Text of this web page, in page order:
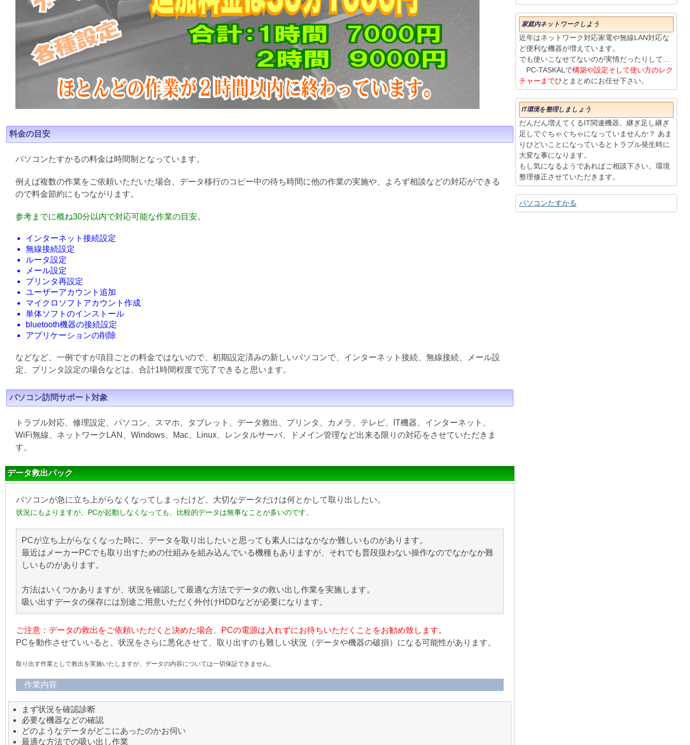
料金の目安
パソコンたすかるの料金は時間制となっています。
例えば複数の作業をご依頼いただいた場合、データ移行のコピー中の待ち時間に他の作業の実施や、よろず相談などの対応ができる
ので料金節約にもつながります。
参考までに概ね30分以内で対応可能な作業の目安。
インターネット接続設定
無線接続設定
ルータ設定
メール設定
プリンタ再設定
ユーザーアカウント追加
マイクロソフトアカウント作成
単体ソフトのインストール
bluetooth機器の接続設定
アプリケーションの削除
などなど、一例ですが項目ごとの料金ではないので、初期設定済みの新しいパソコンで、インターネット接続、無線接続、メール設
定、プリンタ設定の場合などは、合計1時間程度で完了できると思います。
パソコン訪問サポート対象
トラブル対応、修理設定、パソコン、スマホ、タブレット、データ救出、プリンタ、カメラ、テレビ、IT機器、インターネット、
WiFi無線、ネットワークLAN、Windows、Mac、Linux、レンタルサーバ、ドメイン管理など出来る限りの対応をさせていただきま
す。
データ救出パック
パソコンが急に立ち上がらなくなってしまったけど、大切なデータだけは何とかして取り出したい。
状況にもよりますが、PCが起動しなくなっても、比較的データは無事なことが多いのです。
PCが立ち上がらなくなった時に、データを取り出したいと思っても素人にはなかなか難しいものがあります。
最近はメーカーPCでも取り出すための仕組みを組み込んでいる機種もありますが、それでも普段扱わない操作なのでなかなか難
しいものがあります。
方法はいくつかありますが、状況を確認して最適な方法でデータの救い出し作業を実施します。
吸い出すデータの保存には別途ご用意いただく外付けHDDなどが必要になります。
ご注意：データの救出をご依頼いただくと決めた場合、PCの電源は入れずにお待ちいただくことをお勧め致します。
PCを動作させていいると、状況をさらに悪化させて、取り出すのも難しい状況（データや機器の破損）になる可能性があります。
取り出す作業として救出を実施いたしますが、データの内容については一切保証できません。
作業内容
まず状況を確認診断
必要な機器などの確認
どのようなデータがどこにあったのかお伺い
最適な方法での吸い出し作業
家庭内ネットワークしよう
近年はネットワーク対応家電や無線LAN対応な
ど便利な機器が増えています。
でも使いこなせてないのが実情だったりして…
PC-TASKALで構築や設定そして使い方のレク
チャーまでひとまとめにお任せ下さい。
IT環境を整理しましょう
だんだん増えてくるIT関連機器。継ぎ足し継ぎ
足しでぐちゃぐちゃになっていませんか？ あま
りひどいことになっているとトラブル発生時に
大変な事になります。
もし気になるようであればご相談下さい。環境
整理修正させていただきます。
パソコンたすかる